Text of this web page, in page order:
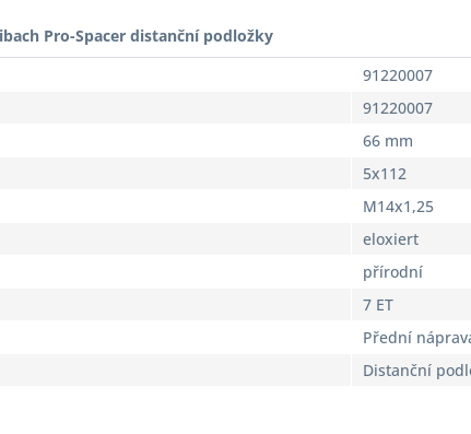
Pro-Spacer distanční podložky
91220007
91220007
66 mm
5x112
M14x1,25
eloxiert
přírodní
7 ET
Přední
Distanční